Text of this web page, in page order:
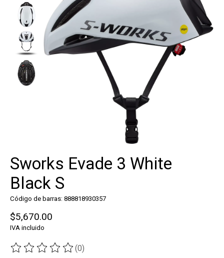
Sworks Evade 3 White
Black S
Código de barras: 888818930357
$5,670.00
IVA incluido
The rating of this product is
(0)